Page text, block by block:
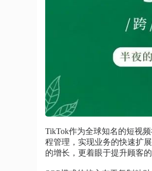
TikTok作为全球知名的短视
程管理，实现业务的快速扩
的增长，更着眼于提升顾客